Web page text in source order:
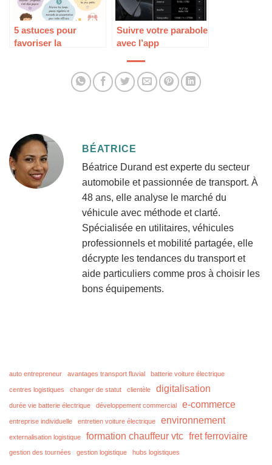
5 astuces pour
favoriser la
Suivre votre parabole
avec l’app
BÉATRICE
Béatrice Durand est experte du secteur
automobile et passionnée de transport. À
48 ans, elle analyse le marché du
véhicule avec méthode et clarté.
Spécialisée en utilitaires, véhicules
professionnels et mobilité partagée, elle
décrypte les tendances du transport et
aide particuliers comme pros à choisir les
bons équipements.
auto entrepreneur avantages transport fluvial batterie voiture électrique
centres logistiques changer de statut clientèle digitalisation
durée vie batterie électrique développement commercial e-commerce
entreprise individuelle entretien voiture électrique environnement
externalisation logistique formation chauffeur vtc fret ferroviaire
gestion des tournées gestion logistique hubs logistiques